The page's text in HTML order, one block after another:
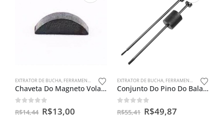
EXTRATOR DE BUCHA, FERRAMENTAS ESPECIAIS
Chaveta Do Magneto Volante Rx /dt 180/tdr/dt/yamaha Antigas
out of 5
R$14,44 R$13,00
EXTRATOR DE BUCHA, FERRAMENTAS ESPECIAIS
Conjunto Do Pino Do Balancim Da Yamaha 4 Tempos
out of 5
R$55,41 R$49,87